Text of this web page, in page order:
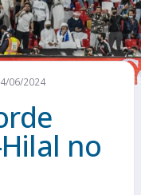
06/2024
no